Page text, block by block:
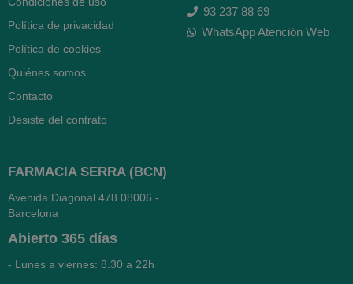
Política de privacidad
Política de cookies
Quiénes somos
Contacto
Desiste del contrato
93 237 88 69
WhatsApp Atención Web
FARMACIA SERRA (BCN)
Avenida Diagonal 478 08006 -
Barcelona
Abierto 365 días
- Lunes a viernes: 8.30 a 22h